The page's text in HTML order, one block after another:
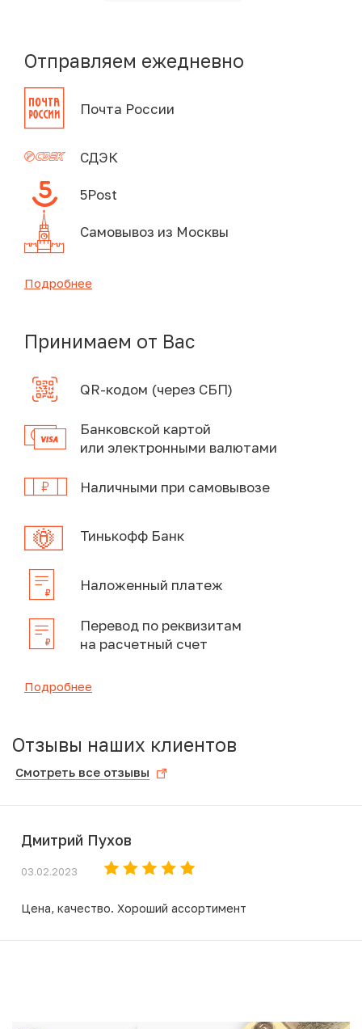
Отправляем ежедневно
Почта России
СДЭК
5Post
Самовывоз из Москвы
Подробнее
Принимаем от Вас
QR-кодом (через СБП)
Банковской картой
или электронными валютами
Наличными при самовывозе
Тинькофф Банк
Наложенный платеж
Перевод по реквизитам
на расчетный счет
Подробнее
Отзывы наших клиентов
Смотреть все отзывы
Дмитрий Пухов
03.02.2023
Цена, качество. Хороший ассортимент